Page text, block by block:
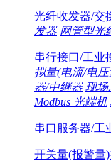
光纤收发器/交
发器 网管型光
串行接口/工业
拟量(电流/电压
器/中继器 现场
Modbus 光端机
串口服务器/工
开关量(报警量)